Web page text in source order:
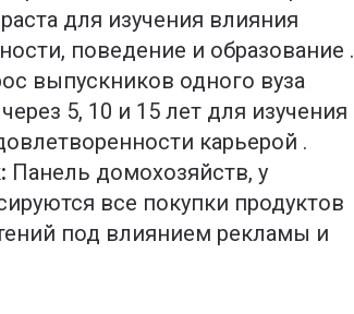
для изучения влияния
поведение и образование .
выпускников одного вуза
5, 10 и 15 лет для изучения
карьерой .
Панель домохозяйств, у
все покупки продуктов
под влиянием рекламы и